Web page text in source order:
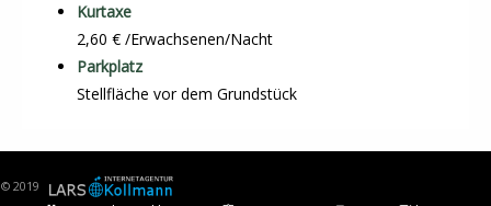
Kurtaxe
2,60 € /Erwachsenen/Nacht
Parkplatz
Stellfläche vor dem Grundstück
© 2019